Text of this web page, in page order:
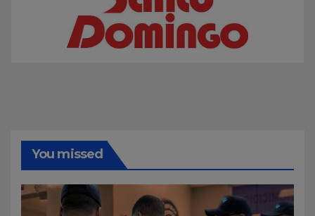
You missed